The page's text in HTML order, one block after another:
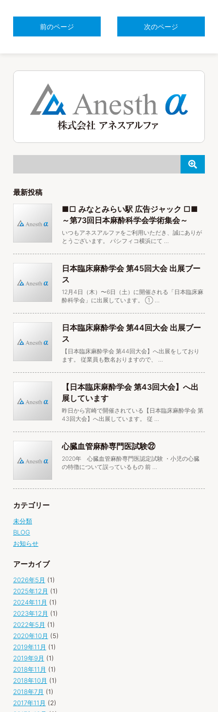
前のページ 次のページ
最新投稿
■□ みなとみらい駅 広告ジャック □■
～第73回日本麻酔科学会学術集会～
いつもアネスアルファをご利用いただき、誠にありが
とうございます。 パシフィコ横浜にて …
日本臨床麻酔学会 第45回大会 出展ブー
ス
12月4日（木）〜6日（土）に開催される「日本臨床麻
酔科学会」に出展しています。 ➀ …
日本臨床麻酔学会 第44回大会 出展ブー
ス
【日本臨床麻酔学会 第44回大会】へ出展をしており
ます。 従業員も数名おりますので、 …
【日本臨床麻酔学会 第43回大会】へ出
展しています
昨日から宮崎で開催されている【日本臨床麻酔学会 第
43回大会】へ出展しています。 従 …
心臓血管麻酔専門医試験㉒
2020年 心臓血管麻酔専門医認定試験 ・小児の心臓
の特徴について誤っているもの 前 …
カテゴリー
未分類
BLOG
お知らせ
アーカイブ
2026年5月 (1)
2025年12月 (1)
2024年11月 (1)
2023年12月 (1)
2022年5月 (1)
2020年10月 (5)
2019年11月 (1)
2019年9月 (1)
2018年11月 (1)
2018年10月 (1)
2018年7月 (1)
2017年11月 (2)